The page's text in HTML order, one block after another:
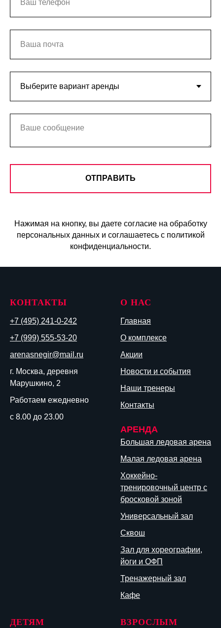
ОТПРАВИТЬ
Нажимая на кнопку, вы даете согласие на обработку
персональных данных и соглашаетесь c политикой
конфиденциальности.
КОНТАКТЫ
+7 (495) 241-0-242
+7 (999) 555-53-20
arenasnegir@mail.ru
г. Москва, деревня
Марушкино, 2
Работаем ежедневно
с 8.00 до 23.00
О НАС
Главная
О комплексе
Акции
Новости и события
Наши тренеры
Контакты
АРЕНДА
Большая ледовая арена
Малая ледовая арена
Хоккейно-
тренировочный центр с
бросковой зоной
Универсальный зал
Сквош
Зал для хореографии,
йоги и ОФП
Тренажерный зал
Кафе
ДЕТЯМ ВЗРОСЛЫМ